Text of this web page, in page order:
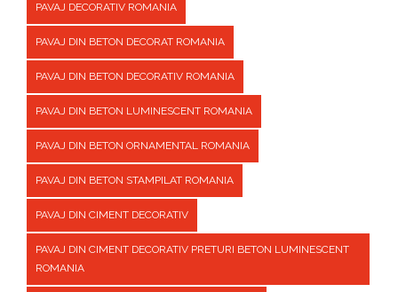
PAVAJ DECORATIV ROMANIA
PAVAJ DIN BETON DECORAT ROMANIA
PAVAJ DIN BETON DECORATIV ROMANIA
PAVAJ DIN BETON LUMINESCENT ROMANIA
PAVAJ DIN BETON ORNAMENTAL ROMANIA
PAVAJ DIN BETON STAMPILAT ROMANIA
PAVAJ DIN CIMENT DECORATIV
PAVAJ DIN CIMENT DECORATIV PRETURI BETON LUMINESCENT
ROMANIA